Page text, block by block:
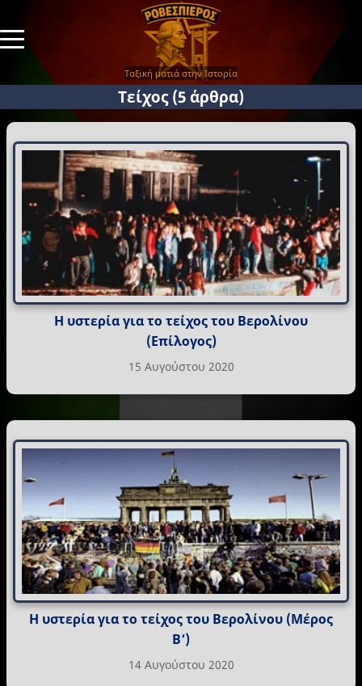
Ταξική ματιά στην Ιστορία
Τείχος(5 άρθρα)
Η υστερία για το τείχος του Βερολίνου
(Επίλογος)
15 Αυγούστου 2020
Η υστερία για το τείχος του Βερολίνου (Μέρος
Β’)
14 Αυγούστου 2020